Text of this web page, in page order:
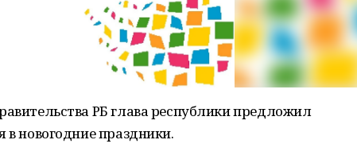
РБ глава республики предложил
новогодние праздники.